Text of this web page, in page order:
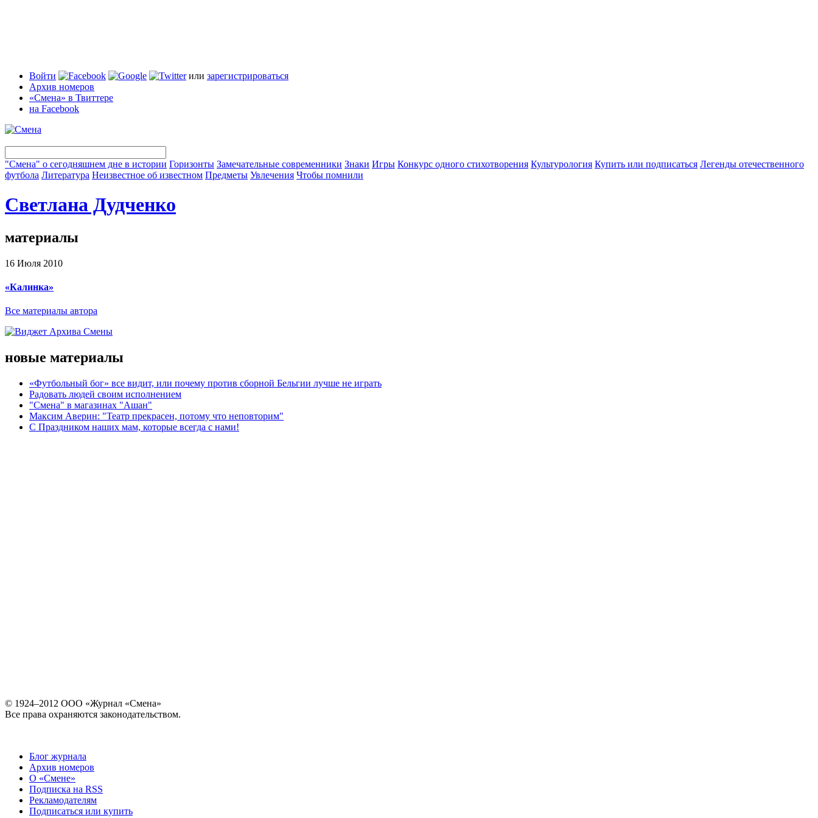
Войти или зарегистрироваться
Архив номеров
«Смена» в Твиттере
на Facebook
"Смена" о сегодняшнем дне в истории Горизонты Замечательные современники Знаки Игры Конкурс одного стихотворения Культурология Купить или подписаться Легенды отечественного
футбола Литература Неизвестное об известном Предметы Увлечения Чтобы помнили
Светлана Дудченко
материалы
16 Июля 2010
«Калинка»
Все материалы автора
новые материалы
«Футбольный бог» все видит, или почему против сборной Бельгии лучше не играть
Радовать людей своим исполнением
"Смена" в магазинах "Ашан"
Максим Аверин: "Театр прекрасен, потому что неповторим"
С Праздником наших мам, которые всегда с нами!
© 1924–2012 ООО «Журнал «Смена»
Все права охраняются законодательством.
Блог журнала
Архив номеров
О «Смене»
Подписка на RSS
Рекламодателям
Подписаться или купить